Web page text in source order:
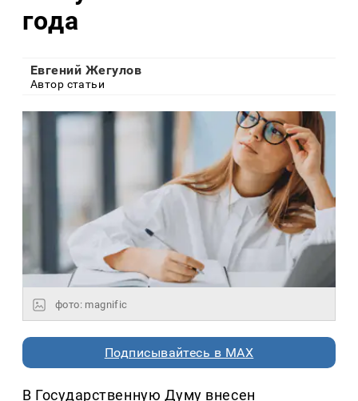
года
Евгений Жегулов
Автор статьи
фото: magnific
Подписывайтесь в MAX
В Государственную Думу внесен